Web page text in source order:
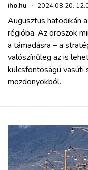
iho.hu · 2024.08.20.
Augusztus hatodikán
régióba. Az oroszok
a támadásra – a
valószínűleg az is
kulcsfontoságú vasúti
mozdonyokból.